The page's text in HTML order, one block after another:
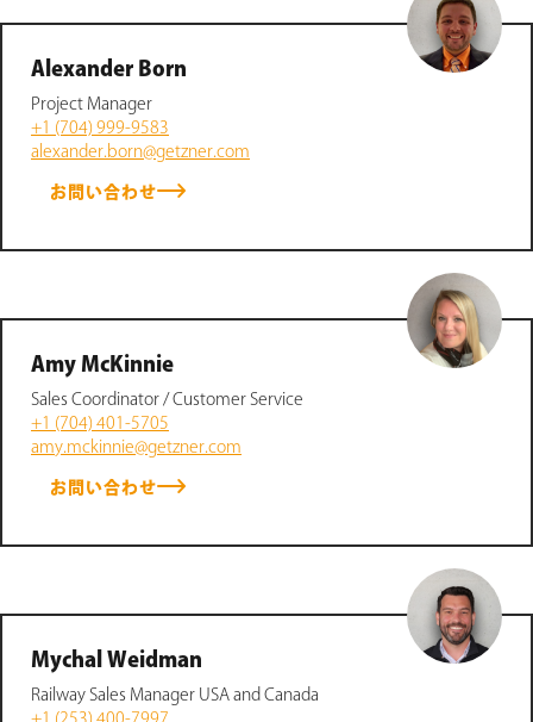
詳細を知る
Alexander Born
Project Manager
+1 (704) 999-9583
alexander.born@getzner.com
お問い合わせ
Amy McKinnie
Sales Coordinator / Customer Service
+1 (704) 401-5705
amy.mckinnie@getzner.com
お問い合わせ
Mychal Weidman
Railway Sales Manager USA and Canada
+1 (253) 400-7997